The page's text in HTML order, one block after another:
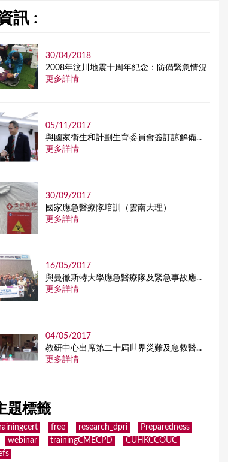
訊 :
30/04/2018
2008年汶川地震十周年紀念：防備緊急情況
更多詳情
05/11/2017
與國家衞生和計劃生育委員會簽訂諒解備...
更多詳情
30/09/2017
國家應急醫療隊培訓（雲南大理）
更多詳情
16/05/2017
與曼徹斯特大學應急醫療隊及緊急事故應...
更多詳情
04/05/2017
教研中心出席第二十屆世界災難及急救醫...
更多詳情
題標籤
free research_dpri
Preparedness
webinar trainingCMECPD
CUHKCCOUC